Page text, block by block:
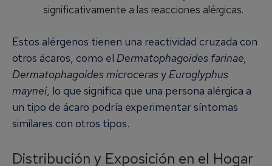
significativamente a las reacciones alérgicas.
Estos alérgenos tienen una reactividad cruzada con
otros ácaros, como el Dermatophagoides farinae,
Dermatophagoides microcerasyEuroglyphus
maynei, lo que significa que una persona alérgica a
un tipo de ácaro podría experimentar síntomas
similares con otros tipos.
Distribución y Exposición en el Hogar